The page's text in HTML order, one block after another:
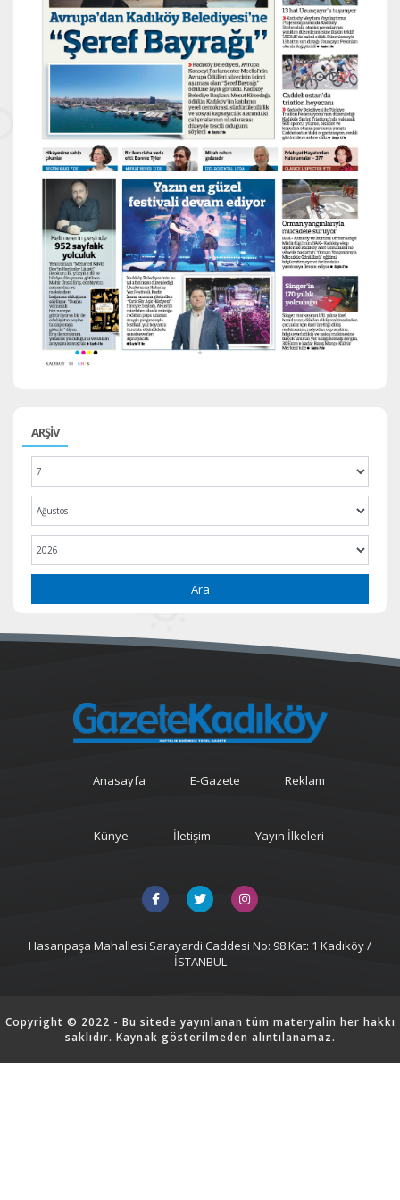
ARŞİV
Ara
Anasayfa E-Gazete Reklam
Künye İletişim Yayın İlkeleri
Hasanpaşa Mahallesi Sarayardi Caddesi No: 98 Kat: 1 Kadıköy /
İSTANBUL
Copyright © 2022 - Bu sitede yayınlanan tüm materyalin her hakkı
saklıdır. Kaynak gösterilmeden alıntılanamaz.